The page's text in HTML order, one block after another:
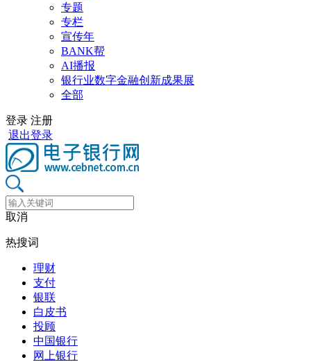
专题
专栏
宣传年
BANK帮
AI播报
银行业数字金融创新成果展
全部
登录 注册
退出登录
取消
热搜词
理财
支付
银联
白皮书
投顾
中国银行
网上银行